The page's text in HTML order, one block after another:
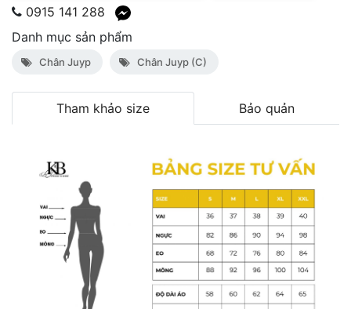
0915 141 288
Danh mục sản phẩm
Chân Juyp Chân Juyp (C)
Tham khảo size Bảo quản